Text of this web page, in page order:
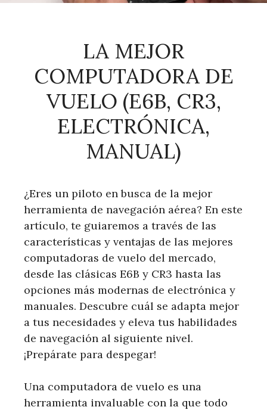
LA MEJOR
COMPUTADORA DE
VUELO (E6B, CR3,
ELECTRÓNICA,
MANUAL)
¿Eres un piloto en busca de la mejor
herramienta de navegación aérea? En este
artículo, te guiaremos a través de las
características y ventajas de las mejores
computadoras de vuelo del mercado,
desde las clásicas E6B y CR3 hasta las
opciones más modernas de electrónica y
manuales. Descubre cuál se adapta mejor
a tus necesidades y eleva tus habilidades
de navegación al siguiente nivel.
¡Prepárate para despegar!
Una computadora de vuelo es una
herramienta invaluable con la que todo